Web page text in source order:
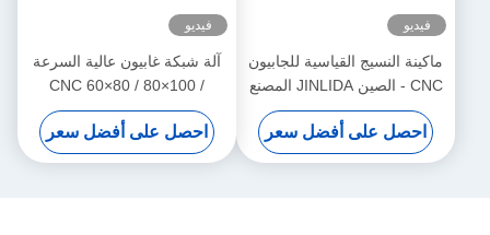
فيديو
ماكينة النسيج القياسية للجابيون
CNC - الصين JINLIDA المصنع
الآلي للشبكة السلكية الجابيون
احصل على أفضل سعر
فيديو
آلة شبكة غابيون عالية السرعة
CNC 60×80 / 80×100 /
100×120 ملم آلة شبكة سلكية
هكساغونية تلقائية لإنتاج صناديق
الغابيون
احصل على أفضل سعر